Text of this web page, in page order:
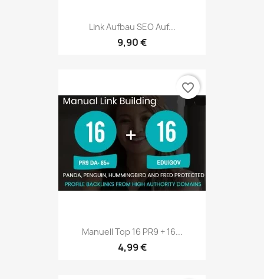
Link Aufbau SEO Auf...
9,90 €
Manuell Top 16 PR9 + 16...
4,99 €
favorite_border